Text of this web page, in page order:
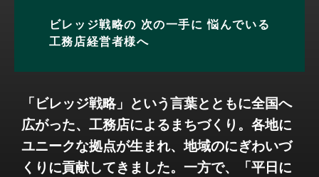
ビレッジ戦略の 次の一手に 悩んでいる
工務店経営者様へ
「ビレッジ戦略」という言葉とともに全国へ
広がった、工務店によるまちづくり。各地に
ユニークな拠点が生まれ、地域のにぎわいづ
くりに貢献してきました。一方で、「平日に